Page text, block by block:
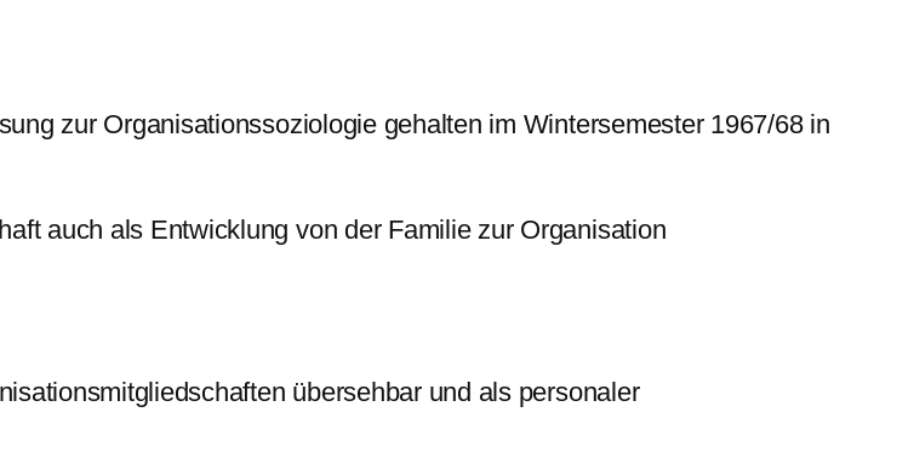
zur Organisationssoziologie gehalten im Wintersemester 1967/68 in
auch als Entwicklung von der Familie zur Organisation
übersehbar und als personaler